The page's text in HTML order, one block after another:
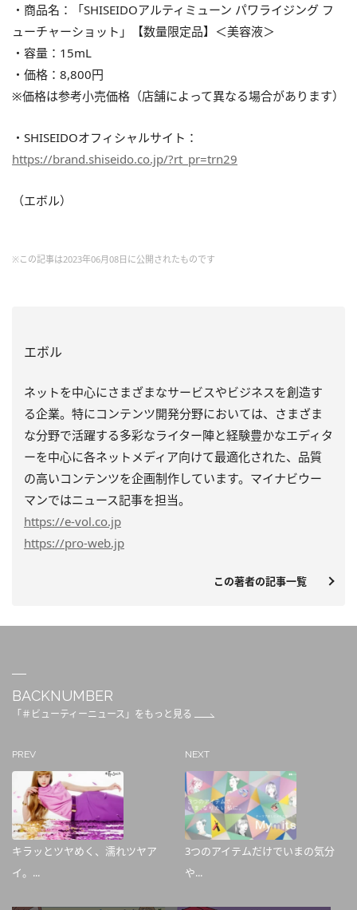
・商品名：「SHISEIDOアルティミューン パワライジング フ
ューチャーショット」【数量限定品】＜美容液＞
・容量：15mL
・価格：8,800円
※価格は参考小売価格（店舗によって異なる場合があります）
・SHISEIDOオフィシャルサイト：
https://brand.shiseido.co.jp/?rt_pr=trn29
（エボル）
※この記事は2023年06月08日に公開されたものです
エボル
ネットを中心にさまざまなサービスやビジネスを創造す
る企業。特にコンテンツ開発分野においては、さまざま
な分野で活躍する多彩なライター陣と経験豊かなエディタ
ーを中心に各ネットメディア向けて最適化された、品質
の高いコンテンツを企画制作しています。マイナビウー
マンではニュース記事を担当。
https://e-vol.co.jp
https://pro-web.jp
この著者の記事一覧
BACKNUMBER
「＃ビューティーニュース」をもっと見る
PREV
キラッとツヤめく、濡れツヤア
イ。...
NEXT
3つのアイテムだけでいまの気分
や...